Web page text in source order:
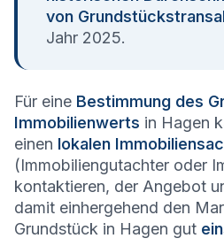
von
Jahr 2025.
Für eine Bestimmung des
Immobilienwerts in Hagen
einen lokalen
(Immobiliengutachter oder
kontaktieren, der Angebot
damit einhergehend den
Grundstück in Hagen gut